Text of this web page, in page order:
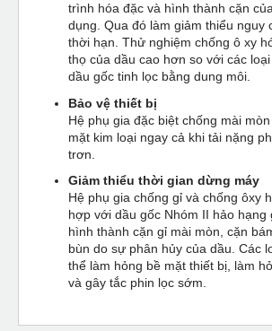
trình hóa đặc và hình thành cặn
dụng. Qua đó làm giảm thiểu nguy
thời hạn. Thử nghiệm chống ô xy
thọ của dầu cao hơn so với các
dầu gốc tinh lọc bằng dung môi.
Bảo vệ thiết bị
Hệ phụ gia đặc biệt chống mài
mặt kim loại ngay cả khi tải nặng
trơn.
Giảm thiểu thời gian dừng máy
Hệ phụ gia chống gỉ và chống ôxy
hợp với dầu gốc Nhóm II hảo hạng
hình thành cặn gỉ mài mòn, cặn
bùn do sự phân hủy của dầu. Các
thể làm hỏng bề mặt thiết bị, làm
và gây tắc phin lọc sớm.